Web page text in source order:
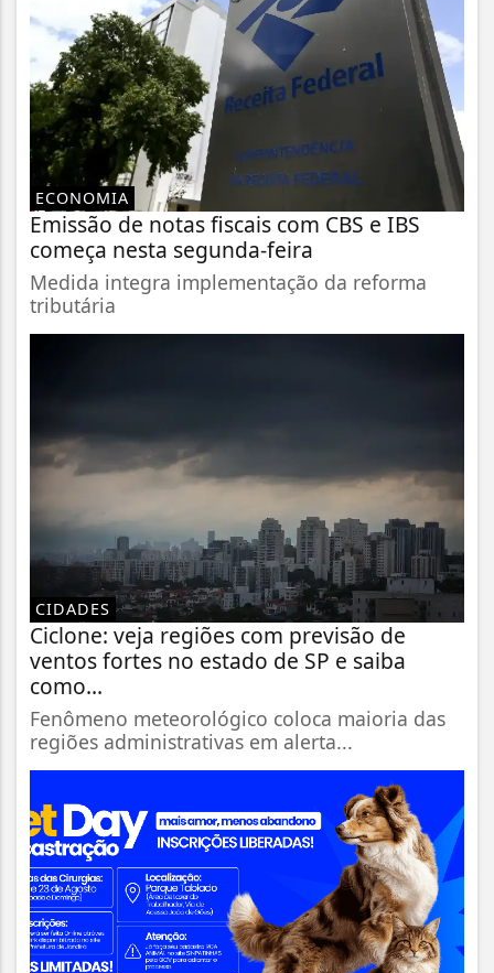
ECONOMIA
Emissão de notas fiscais com CBS e IBS
começa nesta segunda-feira
Medida integra implementação da reforma
tributária
CIDADES
Ciclone: veja regiões com previsão de
ventos fortes no estado de SP e saiba
como...
Fenômeno meteorológico coloca maioria das
regiões administrativas em alerta...